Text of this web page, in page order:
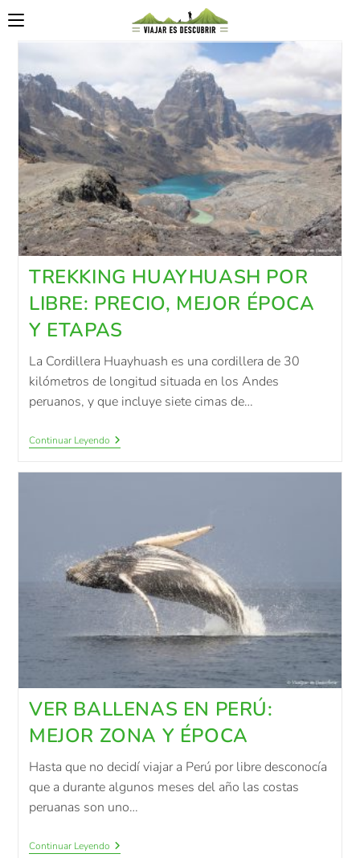
TREKKING HUAYHUASH POR
LIBRE: PRECIO, MEJOR ÉPOCA
Y ETAPAS
La Cordillera Huayhuash es una cordillera de 30
kilómetros de longitud situada en los Andes
peruanos, y que incluye siete cimas de…
Continuar Leyendo
VER BALLENAS EN PERÚ:
MEJOR ZONA Y ÉPOCA
Hasta que no decidí viajar a Perú por libre desconocía
que a durante algunos meses del año las costas
peruanas son uno…
Continuar Leyendo